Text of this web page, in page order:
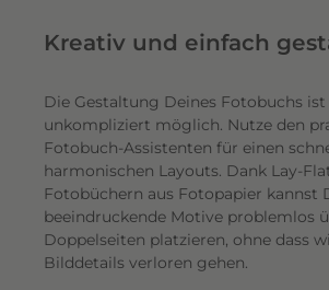
Kreativ und einfach
Die Gestaltung Deines Fotobuchs ist
unkompliziert möglich. Nutze den
Fotobuch-Assistenten für einen
harmonischen Layouts. Dank Lay-
Fotobüchern aus Fotopapier kannst
beeindruckende Motive problemlos
Doppelseiten platzieren, ohne dass
Bilddetails verloren gehen.